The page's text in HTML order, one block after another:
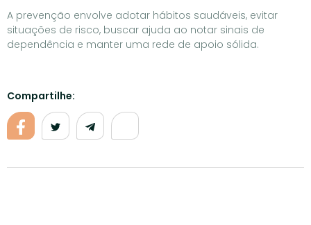
A prevenção envolve adotar hábitos saudáveis, evitar
situações de risco, buscar ajuda ao notar sinais de
dependência e manter uma rede de apoio sólida.
Compartilhe: